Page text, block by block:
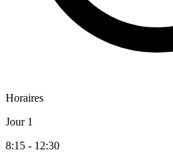
Horaires
Jour 1
8:15 - 12:30